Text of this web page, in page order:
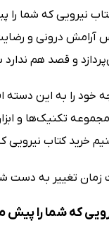
نیرویی که شما را
درونی و رضایت
و قصد هم ندارد
خود را به این دسته
تکنیک‌ها و
خرید کتاب
زمان تغییر به
که شما را پیش